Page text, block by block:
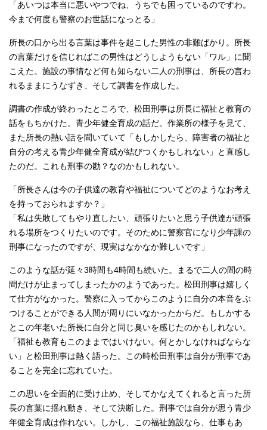
「あいつは本当に悪いやつでね、うちでも困っているのですわ。
今まで何度も警察のお世話になっとる」
所長の口から出る言葉は事件を起こした男性の非難ばかり。所長
の言葉だけを信じればこの男性はどうしようもない「ワル」に聞
こえた。施設の事情など何も知らない二人の刑事は、所長の言わ
れるままにうなずき、そして調書を作成した。
調書の作成が終わったところで、松田刑事は所長に福祉と教育の
話をもちかけた。青少年健全育成の話だ。作業所の様子を見て、
また所長の熱い話を聞いていて「もしかしたら、障害者の福祉と
自分の考える青少年健全育成が結びつくかもしれない」と直感し
たのだ。これも刑事の勘？なのかもしれない。
「所長さんは今の子供達の教育や福祉についてどのようなお考え
を持っておられますか？」
「私は失敗してもやり直したい、頑張りたいと思う子供達が頑張
れる場所をつくりたいのです。そのために警察官になり少年課の
刑事になったのですが、現実はなかなか難しいです」
このような話が延々3時間も4時間も続いた。まるで二人の間の時
間だけが止まってしまったかのようであった。松田刑事は嬉しく
て仕方がなかった。警察に入ってからこのように自分の本音をぶ
つけることができる人間が周りにいなかったからだ。もしかする
とこの年老いた所長に自分と同じ臭いを感じたのかもしれない。
「福祉も教育もこのままではいけない。何とかしなければならな
い」と松田刑事は熱く語った。この時松田刑事は自分が刑事であ
ることを完全に忘れていた。
この思いを全面的に受け止め、そしてかなえてくれると言った所
長の言葉に揺れ動き、そして決断した。刑事では自分が思う青少
年健全育成は作れない。しかし、この福祉施設なら、仕事もあ